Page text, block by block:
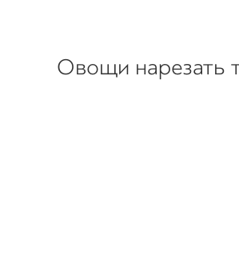
Овощи нарезать